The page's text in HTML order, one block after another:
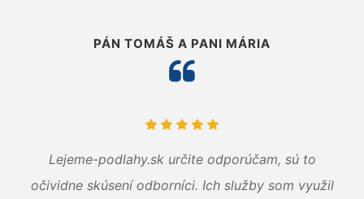
PÁN TOMÁŠ A PANI MÁRIA
Lejeme-podlahy.sk určite odporúčam, sú to
očividne skúsení odborníci. Ich služby som využil